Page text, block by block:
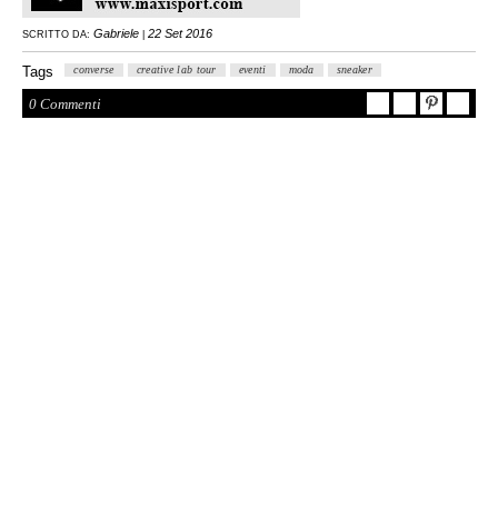
SCRITTO DA: Gabriele 22 Set 2016
Tags converse creative lab tour eventi moda sneaker
0 Commenti